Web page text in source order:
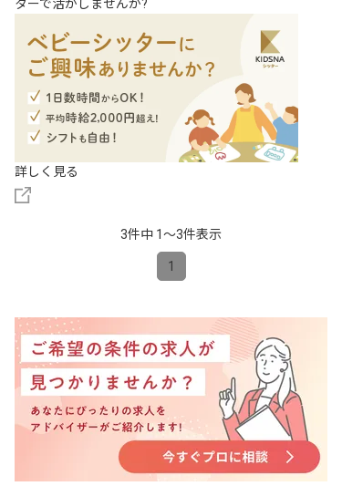
ターで活かしませんか?
詳しく見る
3件中 1〜3件表示
1